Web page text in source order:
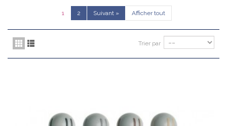
1 2 Suivant» Afficher tout
Trier par